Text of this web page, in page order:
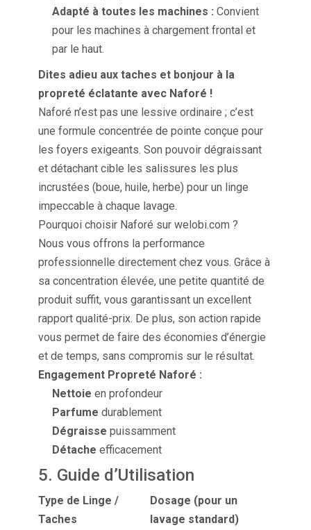
Adapté à toutes les machines : Convient
pour les machines à chargement frontal et
par le haut.
Dites adieu aux taches et bonjour à la
propreté éclatante avec Naforé !
Naforé n’est pas une lessive ordinaire ; c’est
une formule concentrée de pointe conçue pour
les foyers exigeants. Son pouvoir dégraissant
et détachant cible les salissures les plus
incrustées (boue, huile, herbe) pour un linge
impeccable à chaque lavage.
Pourquoi choisir Naforé sur welobi.com ?
Nous vous offrons la performance
professionnelle directement chez vous. Grâce à
sa concentration élevée, une petite quantité de
produit suffit, vous garantissant un excellent
rapport qualité-prix. De plus, son action rapide
vous permet de faire des économies d’énergie
et de temps, sans compromis sur le résultat.
Engagement Propreté Naforé :
Nettoie en profondeur
Parfume durablement
Dégraisse puissamment
Détache efficacement
5. Guide d’Utilisation
Type de Linge /
Taches
Dosage (pour un
lavage standard)